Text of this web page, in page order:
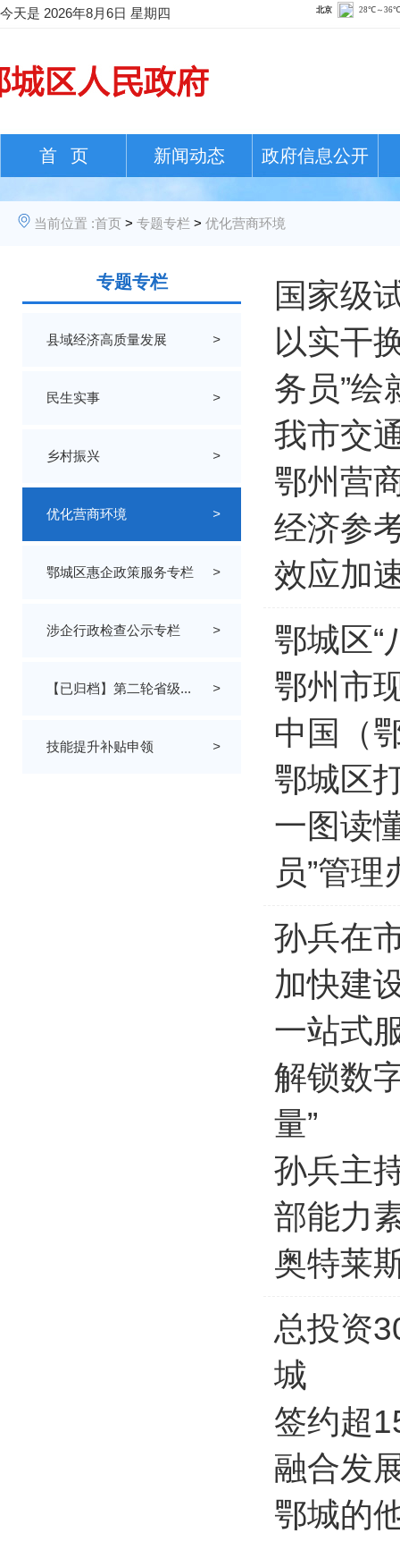
今天是 2026年8月6日 星期四
首 页 新闻动态 政府信息公开
当前位置 :首页 > 专题专栏 > 优化营商环境
专题专栏
县域经济高质量发展 >
民生实事 >
乡村振兴 >
优化营商环境 >
鄂城区惠企政策服务专栏 >
涉企行政检查公示专栏 >
【已归档】第二轮省级... >
技能提升补贴申领 >
国家级
以实干
务员”绘
我市交
鄂州营
经济参
效应加
鄂城区“
鄂州市
中国（
鄂城区
一图读
员”管
孙兵在
加快建
一站式
解锁数
量”
孙兵主
部能力
奥特莱
总投资
城
签约超
融合发
鄂城的